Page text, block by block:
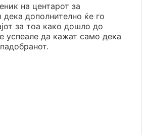
на центарот за
дека дополнително ќе го
за тоа како дошло до
успеале да кажат само дека